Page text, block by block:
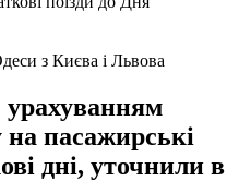
з Києва і Львова
пасажирські
дні, уточнили в